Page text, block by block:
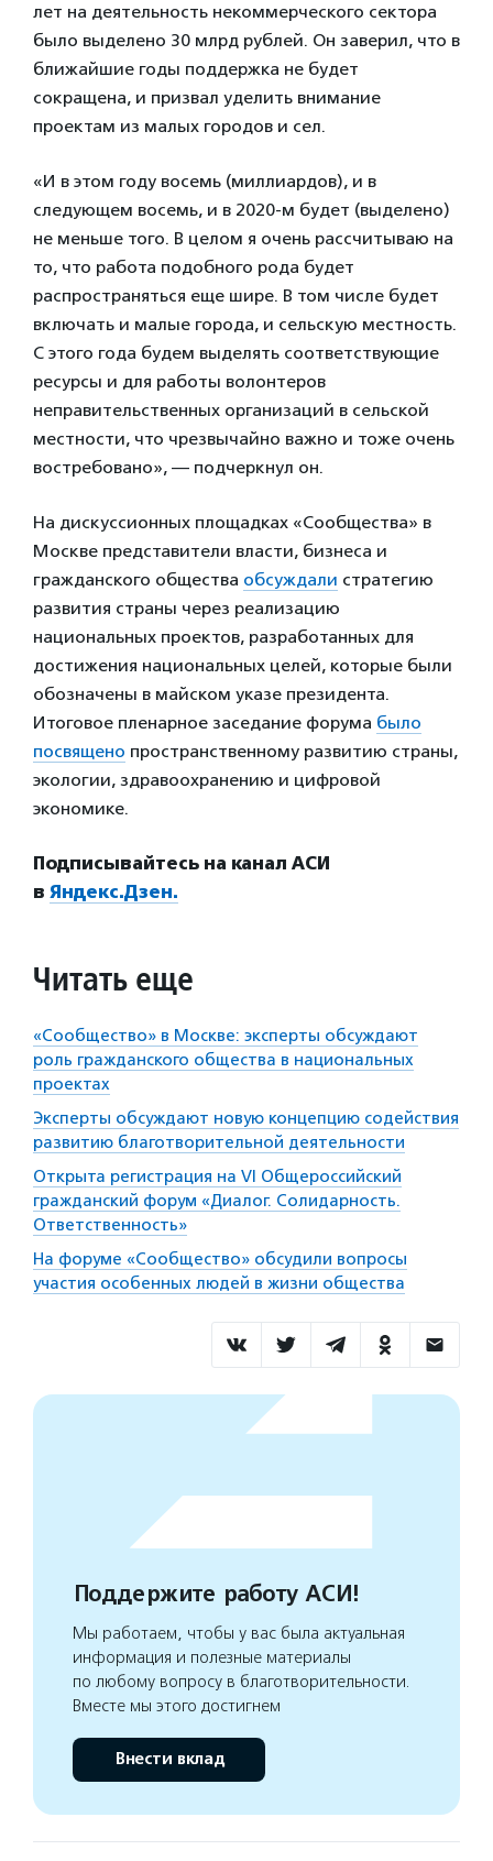
лет на деятельность некоммерческого сектора
было выделено 30 млрд рублей. Он заверил, что в
ближайшие годы поддержка не будет
сокращена, и призвал уделить внимание
проектам из малых городов и сел.
«И в этом году восемь (миллиардов), и в
следующем восемь, и в 2020-м будет (выделено)
не меньше того. В целом я очень рассчитываю на
то, что работа подобного рода будет
распространяться еще шире. В том числе будет
включать и малые города, и сельскую местность.
С этого года будем выделять соответствующие
ресурсы и для работы волонтеров
неправительственных организаций в сельской
местности, что чрезвычайно важно и тоже очень
востребовано», — подчеркнул он.
На дискуссионных площадках «Сообщества» в
Москве представители власти, бизнеса и
гражданского общества обсуждали стратегию
развития страны через реализацию
национальных проектов, разработанных для
достижения национальных целей, которые были
обозначены в майском указе президента.
Итоговое пленарное заседание форума было
посвящено пространственному развитию страны,
экологии, здравоохранению и цифровой
экономике.
Подписывайтесь на канал АСИ
в Яндекс.Дзен.
Читать еще
«Сообщество» в Москве: эксперты обсуждают
роль гражданского общества в национальных
проектах
Эксперты обсуждают новую концепцию содействия
развитию благотворительной деятельности
Открыта регистрация на VI Общероссийский
гражданский форум «Диалог. Солидарность.
Ответственность»
На форуме «Сообщество» обсудили вопросы
участия особенных людей в жизни общества
Поддержите работу АСИ!
Мы работаем, чтобы у вас была актуальная
информация и полезные материалы
по любому вопросу в благотворительности.
Вместе мы этого достигнем
Внести вклад